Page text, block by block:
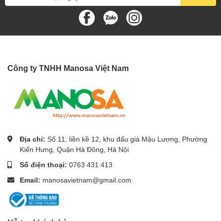
- Không sử dụng máy bơm nước này với nguồn nước không ổn
định, lúc có lúc không. Vì khi mất nước, máy sẽ hoạt động khi
nước bẩn có nhiều cặn, sỏi, sẽ làm kẹt cánh bơm, giảm tuổi thọ
nên mua bộ lọc để lọc nguồn nước trước khi bơm.
- Khi lắp máy bơm, để đạt được hiệu quả đẩy nước tốt nhất nên
- Sử dụng máy bơm khi keo dán ống nước chưa khô hoàn toàn
sẽ khiến phần keo dư dính lên bề mặt cánh bơm, gây kẹt cánh
bơm.
Công ty TNHH Manosa Việt Nam
Địa chỉ: Số 11, liền kề 12, khu đấu giá Mậu Lương, Phường
Kiến Hưng, Quận Hà Đông, Hà Nội
Số điện thoại: 0763 431 413
Email: manosavietnam@gmail.com